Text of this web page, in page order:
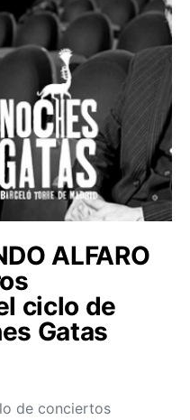
ALFARO
ciclo de
Gatas
de conciertos